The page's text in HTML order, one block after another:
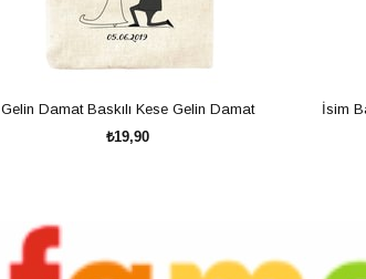
Gelin Damat Baskılı Kese Gelin Damat
₺19,90
İsim